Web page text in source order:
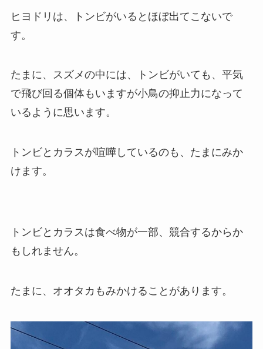
ヒヨドリは、トンビがいるとほぼ出てこないで
す。
たまに、スズメの中には、トンビがいても、平気
で飛び回る個体もいますが小鳥の抑止力になって
いるように思います。
トンビとカラスが喧嘩しているのも、たまにみか
けます。
トンビとカラスは食べ物が一部、競合するからか
もしれません。
たまに、オオタカもみかけることがあります。